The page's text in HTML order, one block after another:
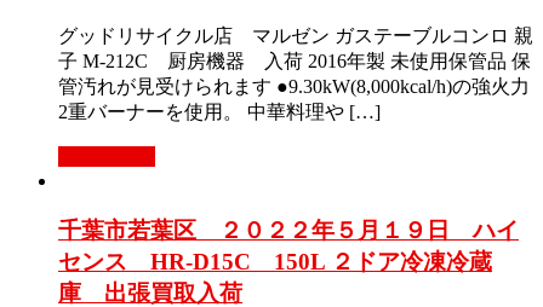
グッドリサイクル店 マルゼン ガステーブルコンロ 親
子 M-212C 厨房機器 入荷 2016年製 未使用保管品 保
管汚れが見受けられます ●9.30kW(8,000kcal/h)の強火力
2重バーナーを使用。 中華料理や […]
千葉市若葉区 ２０２２年５月１９日 ハイ
センス HR-D15C 150L ２ドア冷凍冷蔵
庫 出張買取入荷